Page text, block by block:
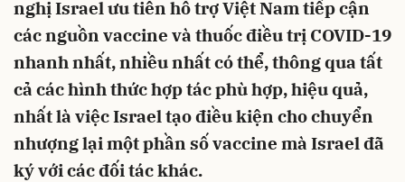
nghị Israel ưu tiên hỗ trợ Việt Nam tiếp cận
các nguồn vaccine và thuốc điều trị COVID-19
nhanh nhất, nhiều nhất có thể, thông qua tất
cả các hình thức hợp tác phù hợp, hiệu quả,
nhất là việc Israel tạo điều kiện cho chuyển
nhượng lại một phần số vaccine mà Israel đã
ký với các đối tác khác.